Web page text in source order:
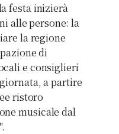
festa inizierà
alle persone: la
la regione
di
e consiglieri
a partire
ristoro
musicale dal